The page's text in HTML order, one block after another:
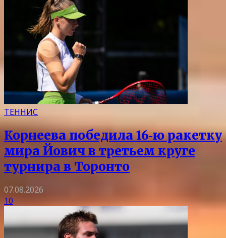
ТЕННИС
Корнеева победила 16‑ю ракетку
мира Йович в третьем круге
турнира в Торонто
07.08.2026
10